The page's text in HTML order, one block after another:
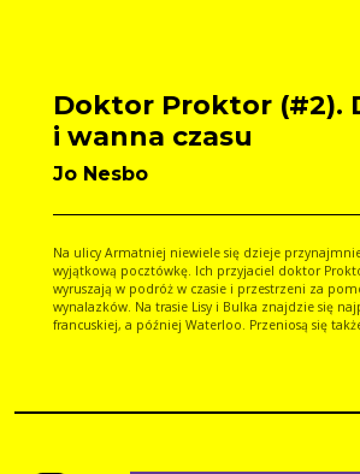
Doktor Proktor (#2).
i wanna czasu
Jo Nesbo
Na ulicy Armatniej niewiele się dzieje przynajmniej do chwili, gdy Lisa i Bulek dostają
wyjątkową pocztówkę. Ich przyjaciel doktor
wyruszają w podróż w czasie i przestrzeni za
wynalazków. Na trasie Lisy i Bulka znajdzie się
francuskiej, a później Waterloo. Przeniosą się